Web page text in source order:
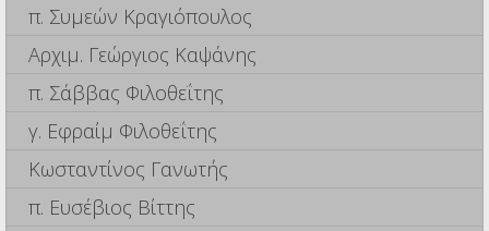
π. Συμεών Κραγιόπουλος
Αρχιμ. Γεώργιος Καψάνης
π. Σάββας Φιλοθεΐτης
γ. Εφραίμ Φιλοθεΐτης
Κωσταντίνος Γανωτής
π. Ευσέβιος Βίττης